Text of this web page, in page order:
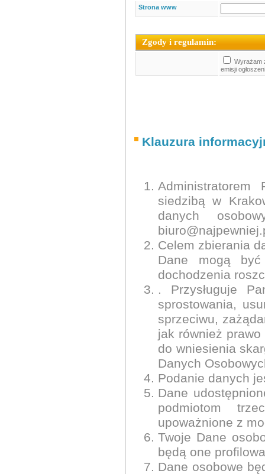
Strona www
Zgody i regulamin:
Wyrażam
emisji
Klauzura
siedzibą w
danych
Celem zbierania
Dane mogą
dochodzenia
. Przysługuje
sprostowania,
sprzeciwu,
jak również
do wniesienia
Danych
Podanie danych
Dane
podmiotom
upoważnione z
Twoje Dane
będą one
Dane osobowe